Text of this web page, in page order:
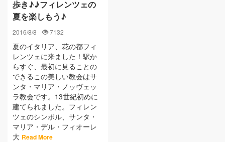
歩き♪♪フィレンツェの
夏を楽しもう♪
2016/8/8 7132
夏のイタリア、花の都フィ
レンツェに来ました！駅か
らすぐ、最初に見ることの
できるこの美しい教会はサ
ンタ・マリア・ノッヴェッ
ラ教会です。13世紀初めに
建てられました。フィレン
ツェのシンボル、サンタ・
マリア・デル・フィオーレ
大 Read More